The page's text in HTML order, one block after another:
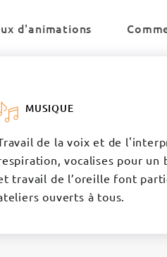
d'animations
MUSIQUE
de la voix et de
vocalises pour un
travail de l’oreille font
ouverts à tous.